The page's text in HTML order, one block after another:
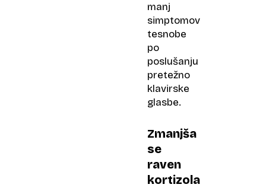
manj
simptomov
tesnobe
po
poslušanju
pretežno
klavirske
glasbe.
Zmanjša
se
raven
kortizola